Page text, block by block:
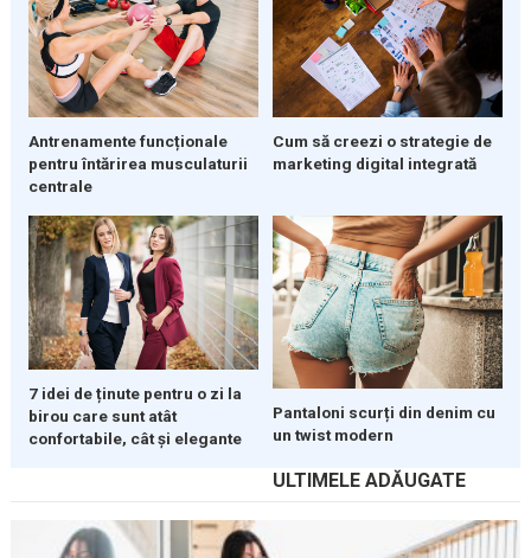
Antrenamente funcționale
pentru întărirea musculaturii
centrale
Cum să creezi o strategie de
marketing digital integrată
7 idei de ținute pentru o zi la
birou care sunt atât
confortabile, cât și elegante
Pantaloni scurți din denim cu
un twist modern
ULTIMELE ADĂUGATE